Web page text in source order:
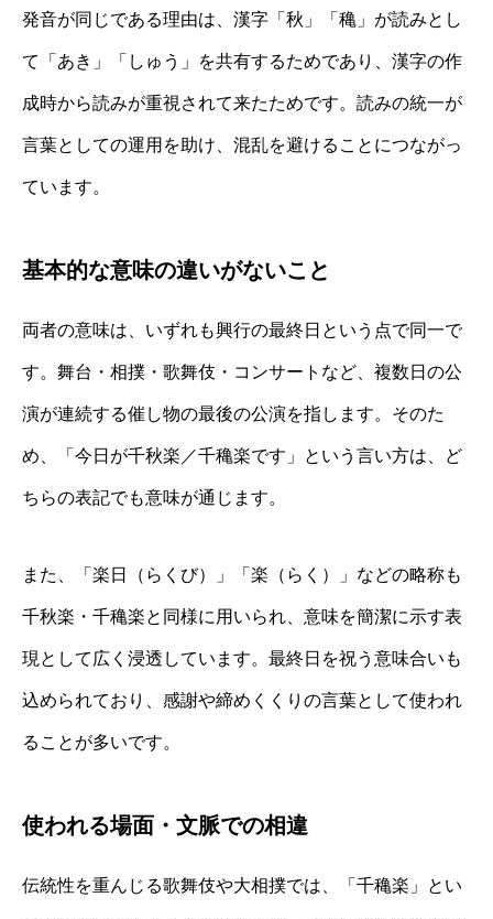
発音が同じである理由は、漢字「秋」「穐」が読みとし
て「あき」「しゅう」を共有するためであり、漢字の作
成時から読みが重視されて来たためです。読みの統一が
言葉としての運用を助け、混乱を避けることにつながっ
ています。
基本的な意味の違いがないこと
両者の意味は、いずれも興行の最終日という点で同一で
す。舞台・相撲・歌舞伎・コンサートなど、複数日の公
演が連続する催し物の最後の公演を指します。そのた
め、「今日が千秋楽／千穐楽です」という言い方は、ど
ちらの表記でも意味が通じます。
また、「楽日（らくび）」「楽（らく）」などの略称も
千秋楽・千穐楽と同様に用いられ、意味を簡潔に示す表
現として広く浸透しています。最終日を祝う意味合いも
込められており、感謝や締めくくりの言葉として使われ
ることが多いです。
使われる場面・文脈での相違
伝統性を重んじる歌舞伎や大相撲では、「千穐楽」とい